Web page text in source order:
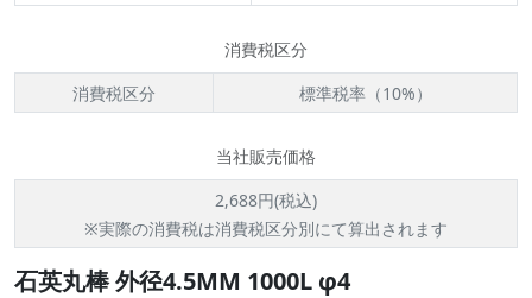
消費税区分
消費税区分
標準税率（10%）
当社販売価格
2,688円(税込)
※実際の消費税は消費税区分別にて算出されます
石英丸棒 外径4.5MM 1000L φ4